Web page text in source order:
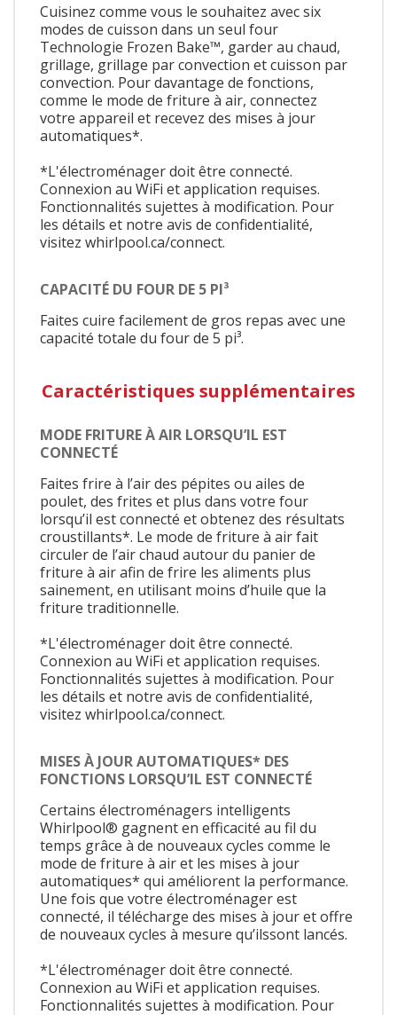
Cuisinez comme vous le souhaitez avec six
modes de cuisson dans un seul four
Technologie Frozen Bake™, garder au chaud,
grillage, grillage par convection et cuisson par
convection. Pour davantage de fonctions,
comme le mode de friture à air, connectez
votre appareil et recevez des mises à jour
automatiques*.
*L'électroménager doit être connecté.
Connexion au WiFi et application requises.
Fonctionnalités sujettes à modification. Pour
les détails et notre avis de confidentialité,
visitez whirlpool.ca/connect.
CAPACITÉ DU FOUR DE 5 PI³
Faites cuire facilement de gros repas avec une
capacité totale du four de 5 pi³.
Caractéristiques supplémentaires
MODE FRITURE À AIR LORSQU’IL EST
CONNECTÉ
Faites frire à l’air des pépites ou ailes de
poulet, des frites et plus dans votre four
lorsqu’il est connecté et obtenez des résultats
croustillants*. Le mode de friture à air fait
circuler de l’air chaud autour du panier de
friture à air afin de frire les aliments plus
sainement, en utilisant moins d’huile que la
friture traditionnelle.
*L'électroménager doit être connecté.
Connexion au WiFi et application requises.
Fonctionnalités sujettes à modification. Pour
les détails et notre avis de confidentialité,
visitez whirlpool.ca/connect.
MISES À JOUR AUTOMATIQUES* DES
FONCTIONS LORSQU’IL EST CONNECTÉ
Certains électroménagers intelligents
Whirlpool® gagnent en efficacité au fil du
temps grâce à de nouveaux cycles comme le
mode de friture à air et les mises à jour
automatiques* qui améliorent la performance.
Une fois que votre électroménager est
connecté, il télécharge des mises à jour et offre
de nouveaux cycles à mesure qu’ilssont lancés.
*L'électroménager doit être connecté.
Connexion au WiFi et application requises.
Fonctionnalités sujettes à modification. Pour